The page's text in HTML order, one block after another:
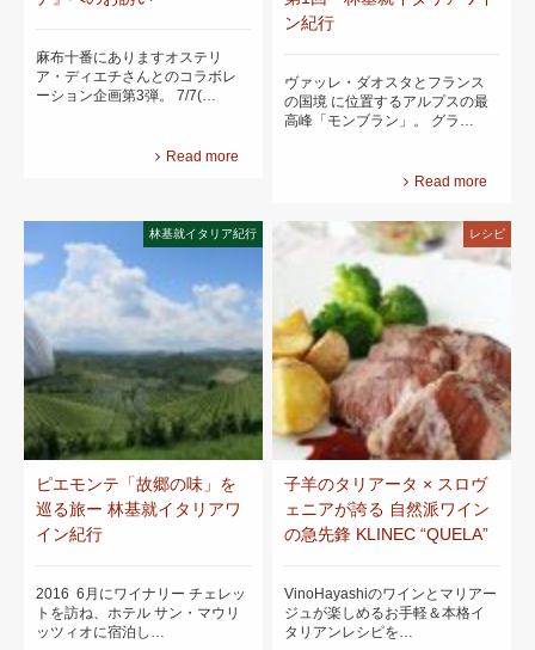
麻布十番にありますオステリ
ア・ディエチさんとのコラボレ
ーション企画第3弾。 7/7(…
Read more
ン紀行
ヴァッレ・ダオスタとフランス
の国境 に位置するアルプスの最
高峰「モンブラン」。 グラ…
Read more
林基就イタリア紀行
ピエモンテ「故郷の味」を
巡る旅ー 林基就イタリアワ
イン紀行
2016 6月にワイナリー チェレッ
トを訪ね、ホテル サン・マウリ
ッツィオに宿泊し…
レシピ
子羊のタリアータ × スロヴ
ェニアが誇る 自然派ワイン
の急先鋒 KLINEC “QUELA”
VinoHayashiのワインとマリアー
ジュが楽しめるお手軽＆本格イ
タリアンレシピを…